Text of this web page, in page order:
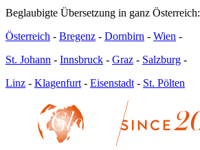
Beglaubigte Übersetzung in ganz Österreich:
Österreich - Bregenz - Dornbirn - Wien -
St. Johann - Innsbruck - Graz - Salzburg -
Linz - Klagenfurt - Eisenstadt - St. Pölten